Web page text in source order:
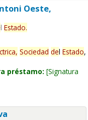
Oeste,
l Estado.
Sociedad del Estado,
préstamo: Signatura